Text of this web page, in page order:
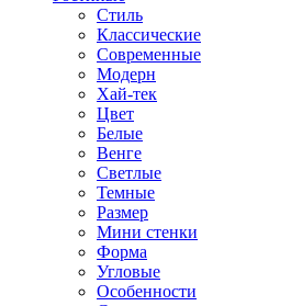
Стиль
Классические
Современные
Модерн
Хай-тек
Цвет
Белые
Венге
Светлые
Темные
Размер
Мини стенки
Форма
Угловые
Особенности